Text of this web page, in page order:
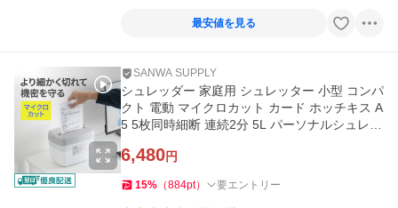
最安値を見る
SANWA SUPPLY
シュレッダー 家庭用 シュレッター 小型 コンパ
クト 電動 マイクロカット カード ホッチキス A
5 5枚同時細断 連続2分 5L パーソナルシュレッ
6,480円
15% （884pt） 要エントリー